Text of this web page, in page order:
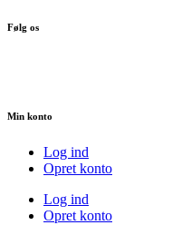
Følg os
Min konto
Log ind
Opret konto
Log ind
Opret konto